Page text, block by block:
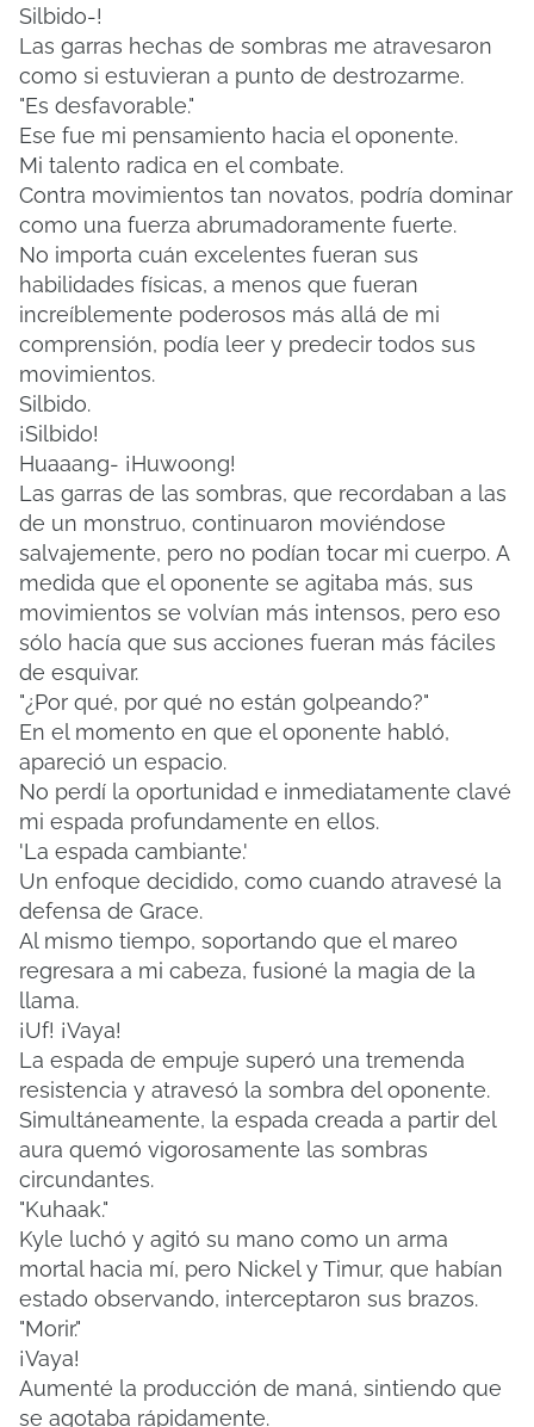
Silbido-!
Las garras hechas de sombras me atravesaron
como si estuvieran a punto de destrozarme.
"Es desfavorable."
Ese fue mi pensamiento hacia el oponente.
Mi talento radica en el combate.
Contra movimientos tan novatos, podría dominar
como una fuerza abrumadoramente fuerte.
No importa cuán excelentes fueran sus
habilidades físicas, a menos que fueran
increíblemente poderosos más allá de mi
comprensión, podía leer y predecir todos sus
movimientos.
Silbido.
¡Silbido!
Huaaang- ¡Huwoong!
Las garras de las sombras, que recordaban a las
de un monstruo, continuaron moviéndose
salvajemente, pero no podían tocar mi cuerpo. A
medida que el oponente se agitaba más, sus
movimientos se volvían más intensos, pero eso
sólo hacía que sus acciones fueran más fáciles
de esquivar.
"¿Por qué, por qué no están golpeando?"
En el momento en que el oponente habló,
apareció un espacio.
No perdí la oportunidad e inmediatamente clavé
mi espada profundamente en ellos.
'La espada cambiante.'
Un enfoque decidido, como cuando atravesé la
defensa de Grace.
Al mismo tiempo, soportando que el mareo
regresara a mi cabeza, fusioné la magia de la
llama.
¡Uf! ¡Vaya!
La espada de empuje superó una tremenda
resistencia y atravesó la sombra del oponente.
Simultáneamente, la espada creada a partir del
aura quemó vigorosamente las sombras
circundantes.
"Kuhaak."
Kyle luchó y agitó su mano como un arma
mortal hacia mí, pero Nickel y Timur, que habían
estado observando, interceptaron sus brazos.
"Morir."
¡Vaya!
Aumenté la producción de maná, sintiendo que
se agotaba rápidamente.